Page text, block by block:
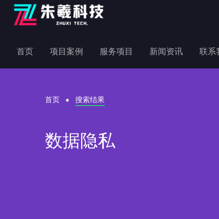
首页 项目案例 服务项目 新闻资讯 联系
首页 搜索结果
数据隐私